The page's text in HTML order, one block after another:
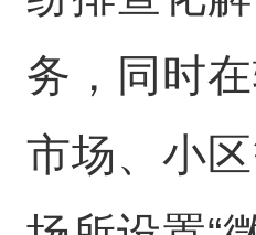
务，同时在
市场、小